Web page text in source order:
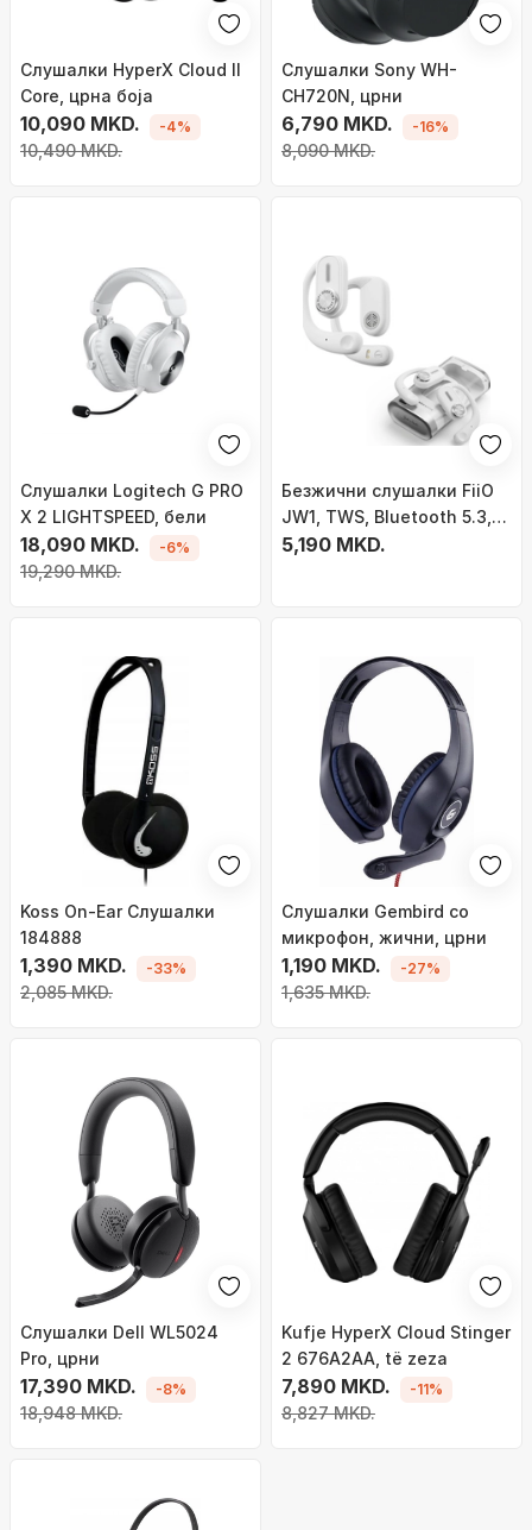
Слушалки HyperX Cloud II
Core, црна боја
10,090 MKD.
10,490 MKD.
-4%
Слушалки Sony WH-
CH720N, црни
6,790 MKD.
8,090 MKD.
-16%
Слушалки Logitech G PRO
X 2 LIGHTSPEED, бели
18,090 MKD.
19,290 MKD.
-6%
Безжични слушалки FiiO
JW1, TWS, Bluetooth 5.3,
бели
5,190 MKD.
Koss On-Ear Слушалки
184888
1,390 MKD.
2,085 MKD.
-33%
Слушалки Gembird со
микрофон, жични, црни
1,190 MKD.
1,635 MKD.
-27%
Слушалки Dell WL5024
Pro, црни
17,390 MKD.
18,948 MKD.
-8%
Kufje HyperX Cloud Stinger
2 676A2AA, të zeza
7,890 MKD.
8,827 MKD.
-11%